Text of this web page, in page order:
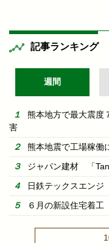
記事ランキング
週間
熊本地方で最大震
害
熊本地震で工場稼
ジャパン建材 「
日鉄テックスエン
６月の新設住宅着